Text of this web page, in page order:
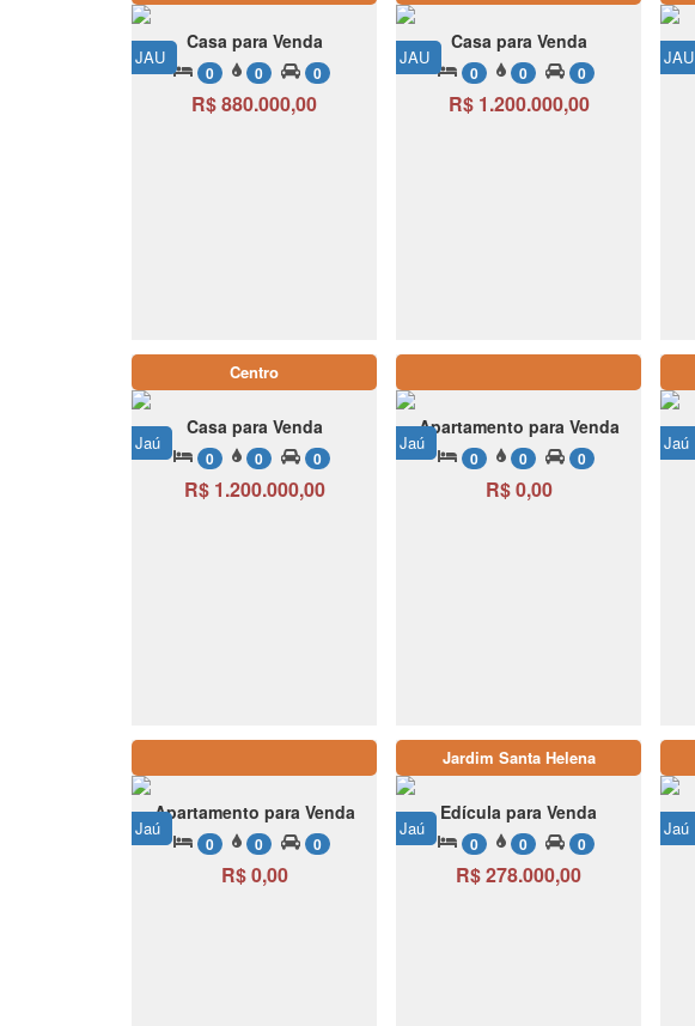
JAU
Casa para Venda
0 0 0
R$ 880.000,00
JAU
Casa para Venda
0 0 0
R$ 1.200.000,00
JAU
Centro
Jaú
Casa para Venda
0 0 0
R$ 1.200.000,00
Jaú
Apartamento para Venda
0 0 0
R$ 0,00
Jaú
Jaú
Apartamento para Venda
0 0 0
R$ 0,00
Jardim Santa Helena
Jaú
Edícula para Venda
0 0 0
R$ 278.000,00
Jaú